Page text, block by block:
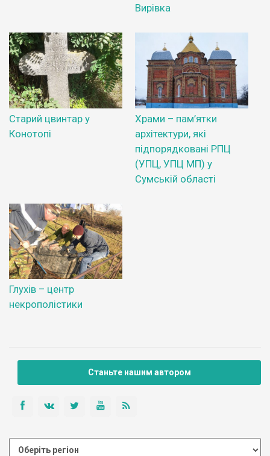
Вирівка
Старий цвинтар у
Конотопі
Храми – пам’ятки
архітектури, які
підпорядковані РПЦ
(УПЦ, УПЦ МП) у
Сумській області
Глухів – центр
некрополістики
Станьте нашим автором